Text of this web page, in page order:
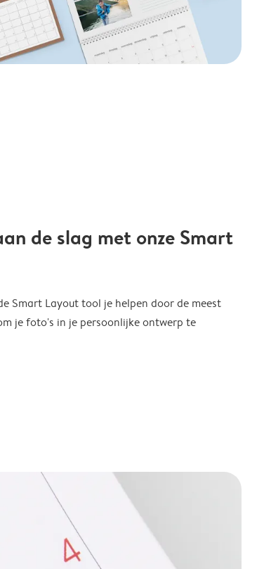
de slag met onze Smart
Smart Layout tool je helpen door de meest
je foto's in je persoonlijke ontwerp te